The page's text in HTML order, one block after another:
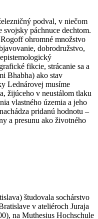
podval, v niečom
páchnuce dechtom.
ohromné množstvo
dobrodružstvo,
fikcie, strácanie sa a
Bhabha) ako stav
Lednárovej musíme
žijúceho v neustálom tlaku
vlastného územia a jeho
pridanú hodnotu –
a presunu ako životného
študovala sochárstvo
v ateliéroch Juraja
na Muthesius Hochschule